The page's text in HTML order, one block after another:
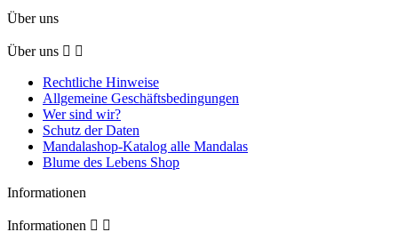
Über uns
Über uns  
Rechtliche Hinweise
Allgemeine Geschäftsbedingungen
Wer sind wir?
Schutz der Daten
Mandalashop-Katalog alle Mandalas
Blume des Lebens Shop
Informationen
Informationen  